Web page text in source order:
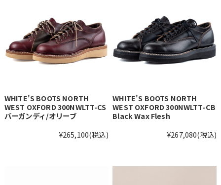
WHITE'S BOOTS NORTH
WEST OXFORD 300NWLTT-CS
バーガンディ/オリーブ
¥265,100(税込)
WHITE'S BOOTS NORTH
WEST OXFORD 300NWLTT-CB
Black Wax Flesh
¥267,080(税込)